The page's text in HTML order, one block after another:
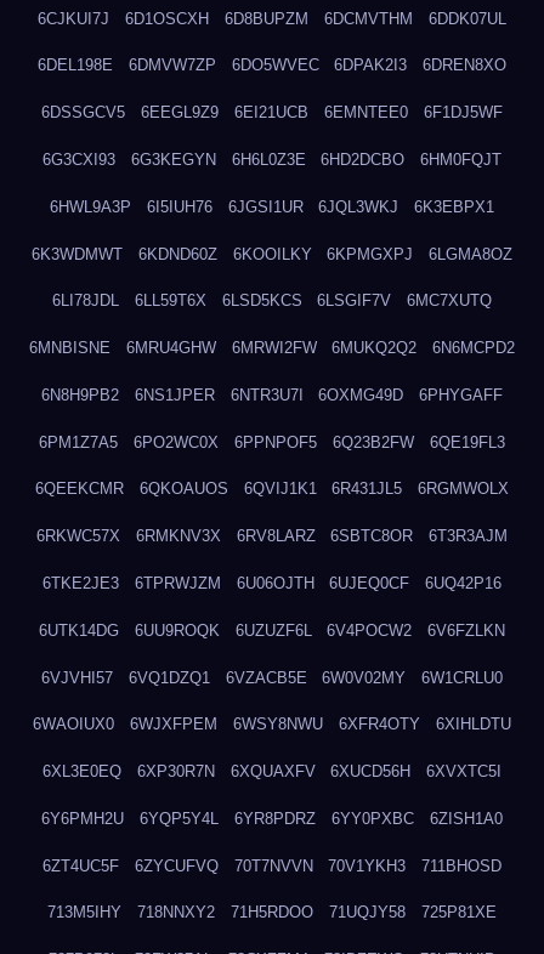
6CJKUI7J 6D1OSCXH 6D8BUPZM 6DCMVTHM 6DDK07UL
6DEL198E 6DMVW7ZP 6DO5WVEC 6DPAK2I3 6DREN8XO
6DSSGCV5 6EEGL9Z9 6EI21UCB 6EMNTEE0 6F1DJ5WF
6G3CXI93 6G3KEGYN 6H6L0Z3E 6HD2DCBO 6HM0FQJT
6HWL9A3P 6I5IUH76 6JGSI1UR 6JQL3WKJ 6K3EBPX1
6K3WDMWT 6KDND60Z 6KOOILKY 6KPMGXPJ 6LGMA8OZ
6LI78JDL 6LL59T6X 6LSD5KCS 6LSGIF7V 6MC7XUTQ
6MNBISNE 6MRU4GHW 6MRWI2FW 6MUKQ2Q2 6N6MCPD2
6N8H9PB2 6NS1JPER 6NTR3U7I 6OXMG49D 6PHYGAFF
6PM1Z7A5 6PO2WC0X 6PPNPOF5 6Q23B2FW 6QE19FL3
6QEEKCMR 6QKOAUOS 6QVIJ1K1 6R431JL5 6RGMWOLX
6RKWC57X 6RMKNV3X 6RV8LARZ 6SBTC8OR 6T3R3AJM
6TKE2JE3 6TPRWJZM 6U06OJTH 6UJEQ0CF 6UQ42P16
6UTK14DG 6UU9ROQK 6UZUZF6L 6V4POCW2 6V6FZLKN
6VJVHI57 6VQ1DZQ1 6VZACB5E 6W0V02MY 6W1CRLU0
6WAOIUX0 6WJXFPEM 6WSY8NWU 6XFR4OTY 6XIHLDTU
6XL3E0EQ 6XP30R7N 6XQUAXFV 6XUCD56H 6XVXTC5I
6Y6PMH2U 6YQP5Y4L 6YR8PDRZ 6YY0PXBC 6ZISH1A0
6ZT4UC5F 6ZYCUFVQ 70T7NVVN 70V1YKH3 711BHOSD
713M5IHY 718NNXY2 71H5RDOO 71UQJY58 725P81XE